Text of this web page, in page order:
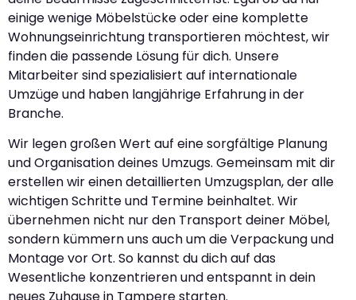
einige wenige Möbelstücke oder eine komplette
Wohnungseinrichtung transportieren möchtest, wir
finden die passende Lösung für dich. Unsere
Mitarbeiter sind spezialisiert auf internationale
Umzüge und haben langjährige Erfahrung in der
Branche.
Wir legen großen Wert auf eine sorgfältige Planung
und Organisation deines Umzugs. Gemeinsam mit dir
erstellen wir einen detaillierten Umzugsplan, der alle
wichtigen Schritte und Termine beinhaltet. Wir
übernehmen nicht nur den Transport deiner Möbel,
sondern kümmern uns auch um die Verpackung und
Montage vor Ort. So kannst du dich auf das
Wesentliche konzentrieren und entspannt in dein